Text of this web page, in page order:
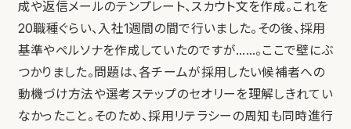
成や返信メールのテンプレート、スカウト文を作成。これを
20職種ぐらい、入社1週間の間で行いました。その後、採用
基準やペルソナを作成していたのですが……。ここで壁にぶ
つかりました。問題は、各チームが採用したい候補者への
動機づけ方法や選考ステップのセオリーを理解しきれてい
なかったこと。そのため、採用リテラシーの周知も同時進行